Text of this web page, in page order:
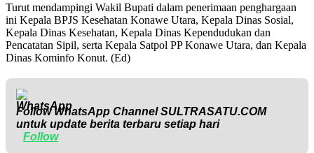
Turut mendampingi Wakil Bupati dalam penerimaan penghargaan
ini Kepala BPJS Kesehatan Konawe Utara, Kepala Dinas Sosial,
Kepala Dinas Kesehatan, Kepala Dinas Kependudukan dan
Pencatatan Sipil, serta Kepala Satpol PP Konawe Utara, dan Kepala
Dinas Kominfo Konut. (Ed)
Follow WhatsApp ChannelSULTRASATU.COM
untuk update berita terbaru setiap hari
Follow